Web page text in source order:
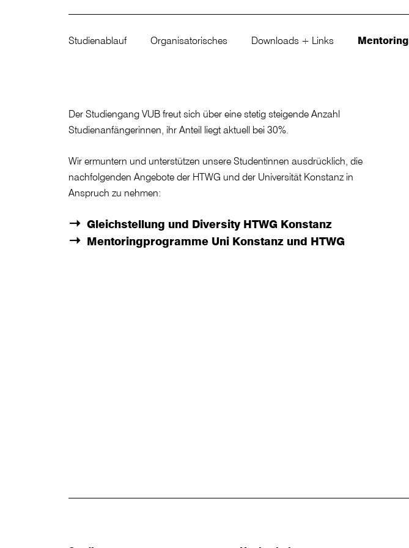
Studienablauf Organisatorisches Downloads + Links Mentoring
Der Studiengang VUB freut sich über eine stetig steigende Anzahl
Studienanfängerinnen, ihr Anteil liegt aktuell bei 30%.
Wir ermuntern und unterstützen unsere Studentinnen ausdrücklich, die
nachfolgenden Angebote der HTWG und der Universität Konstanz in
Anspruch zu nehmen:
Gleichstellung und Diversity HTWG Konstanz
Mentoringprogramme Uni Konstanz und HTWG